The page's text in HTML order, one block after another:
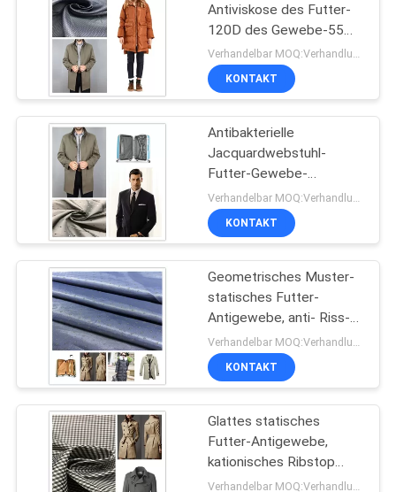
NACHRICHTEN
FÄLLE
COMPANY
NEWS
SITEMAP
PRIVACY
POLICY
Antiviskose des Futter-
120D des Gewebe-55%
des Polyester-45%
gleichmäßig gefärbt
Verhandelbar MOQ:Verhandlung
KONTAKT
Antibakterielle
Jacquardwebstuhl-
Futter-Gewebe-
Zunahme-Kleidungs-
Stärke halten warm
Verhandelbar MOQ:Verhandlung
KONTAKT
Geometrisches Muster-
statisches Futter-
Antigewebe, anti- Riss-
Futter-Polyester-
Gewebe
KONTAKT
Glattes statisches
Futter-Antigewebe,
kationisches Ribstop
kopiert, Gewebe